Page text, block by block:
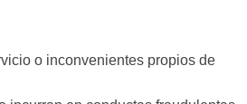
o inconvenientes propios de